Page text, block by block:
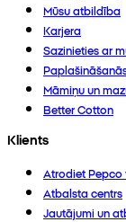
Mūsu atbildība
Karjera
Sazinieties ar
Māmiņu un
Better Cotton
Klients
Atrodiet Pepco
Atbalsta centrs
Jautājumi un